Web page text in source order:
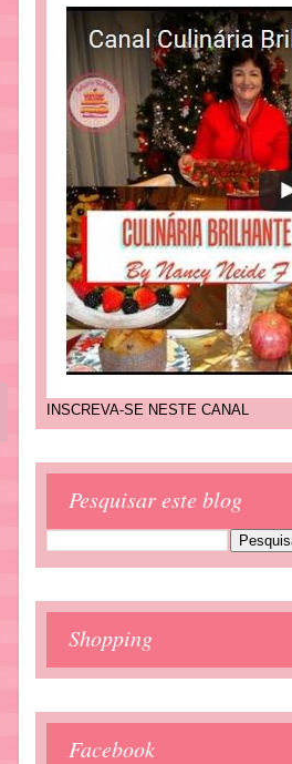
INSCREVA-SE NESTE CANAL
Pesquisar este blog
Shopping
Facebook